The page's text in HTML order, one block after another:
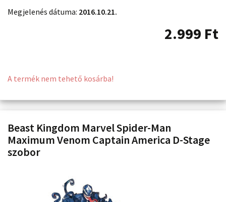
Megjelenés dátuma: 2016.10.21.
2.999 Ft
A termék nem tehető kosárba!
Beast Kingdom Marvel Spider-Man
Maximum Venom Captain America D-Stage
szobor